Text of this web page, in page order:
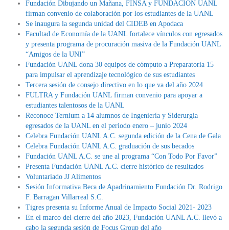
Fundación Dibujando un Mañana, FINSA y FUNDACIÓN UANL
firman convenio de colaboración por los estudiantes de la UANL
Se inaugura la segunda unidad del CIDEB en Apodaca
Facultad de Economía de la UANL fortalece vínculos con egresados
y presenta programa de procuración masiva de la Fundación UANL
“Amigos de la UNI”
Fundación UANL dona 30 equipos de cómputo a Preparatoria 15
para impulsar el aprendizaje tecnológico de sus estudiantes
Tercera sesión de consejo directivo en lo que va del año 2024
FULTRA y Fundación UANL firman convenio para apoyar a
estudiantes talentosos de la UANL
Reconoce Ternium a 14 alumnos de Ingeniería y Siderurgia
egresados de la UANL en el periodo enero – junio 2024
Celebra Fundación UANL A.C. segunda edición de la Cena de Gala
Celebra Fundación UANL A.C. graduación de sus becados
Fundación UANL A.C. se une al programa “Con Todo Por Favor”
Presenta Fundación UANL A.C. cierre histórico de resultados
Voluntariado JJ Alimentos
Sesión Informativa Beca de Apadrinamiento Fundación Dr. Rodrigo
F. Barragan Villarreal S.C.
Tigres presenta su Informe Anual de Impacto Social 2021- 2023
En el marco del cierre del año 2023, Fundación UANL A.C. llevó a
cabo la segunda sesión de Focus Group del año